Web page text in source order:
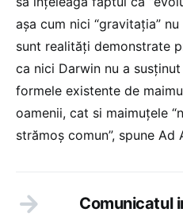
așa cum nici “gravitația”
sunt realități demonstrate
ca nici Darwin nu a
formele existente de
oamenii, cat si maimuțele
strămoș comun”, spune Ad
Comunicatul